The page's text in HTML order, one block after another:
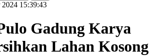
2024 15:39:43
Gadung Karya
Lahan Kosong